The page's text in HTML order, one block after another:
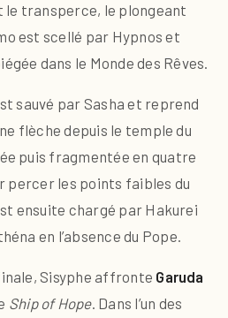
transperce, le plongeant
est scellé par Hypnos et
dans le Monde des Rêves.
sauvé par Sasha et reprend
flèche depuis le temple du
puis fragmentée en quatre
percer les points faibles du
ensuite chargé par Hakurei
en l’absence du Pope.
Sisyphe affronte Garuda
Ship of Hope. Dans l’un des